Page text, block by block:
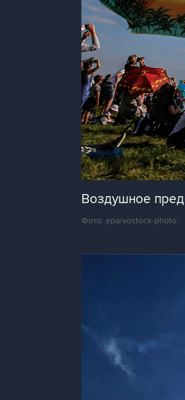
Воздушное
Фото: epa/vostock-photo